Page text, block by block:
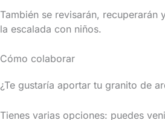
También se revisarán,
la escalada con niños.
Cómo colaborar
¿Te gustaría aportar tu granito de
Tienes varias opciones: puedes